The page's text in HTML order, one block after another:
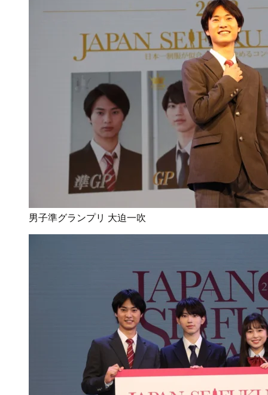
男子準グランプリ 大迫一吹